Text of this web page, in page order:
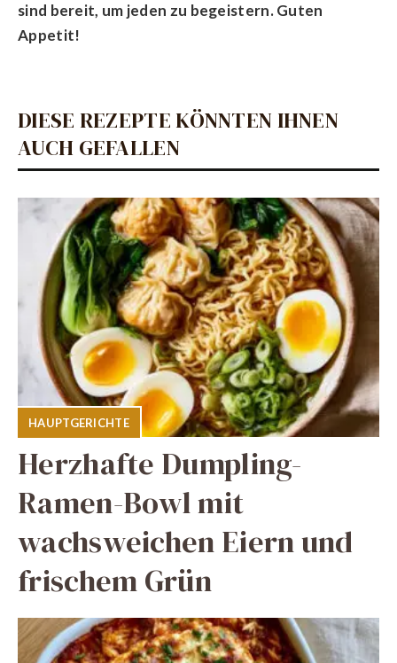
sind bereit, um jeden zu begeistern. Guten
Appetit!
DIESE REZEPTE KÖNNTEN IHNEN
AUCH GEFALLEN
HAUPTGERICHTE
Herzhafte Dumpling-
Ramen-Bowl mit
wachsweichen Eiern und
frischem Grün